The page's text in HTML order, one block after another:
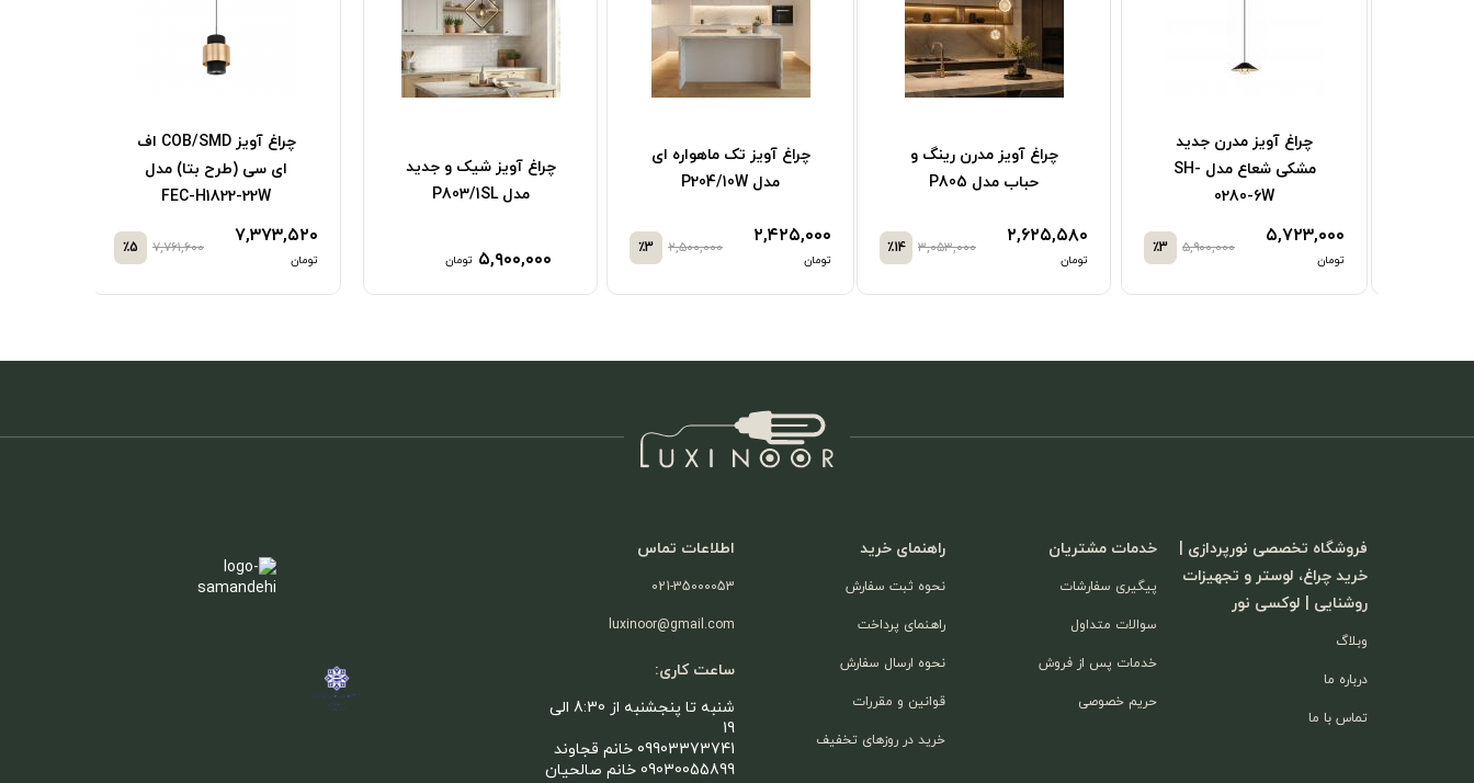
چراغ آویز مدرن جدید
مشکی شعاع مدل SH-
0280-6W
۵,۷۲۳,۰۰۰
تومان
۵,۹۰۰,۰۰۰ ٪3
چراغ آویز مدرن رینگ و
حباب مدل P805
۲,۶۲۵,۵۸۰
تومان
۳,۰۵۳,۰۰۰ ٪14
چراغ آویز تک ماهواره ای
مدل P204/10W
۲,۴۲۵,۰۰۰
تومان
۲,۵۰۰,۰۰۰ ٪3
چراغ آویز شیک و جدید
مدل P803/1SL
۵,۹۰۰,۰۰۰ تومان
چراغ آویز COB/SMD اف
ای سی (طرح بتا) مدل
FEC-H1822-22W
۷,۳۷۳,۵۲۰
تومان
۷,۷۶۱,۶۰۰ ٪5
فروشگاه تخصصی نورپردازی |
خرید چراغ، لوستر و تجهیزات
روشنایی | لوکسی نور
وبلاگ
درباره ما
تماس با ما
خدمات مشتریان
پیگیری سفارشات
سوالات متداول
خدمات پس از فروش
حریم خصوصی
راهنمای خرید
نحوه ثبت سفارش
راهنمای پرداخت
نحوه ارسال سفارش
قوانین و مقررات
خرید در روزهای تخفیف
اطلاعات تماس
021-35000053
luxinoor@gmail.com
ساعت کاری:
شنبه تا پنجشنبه از 8:30 الی
19
09903373741 خانم قجاوند
09030055899 خانم صالحیان